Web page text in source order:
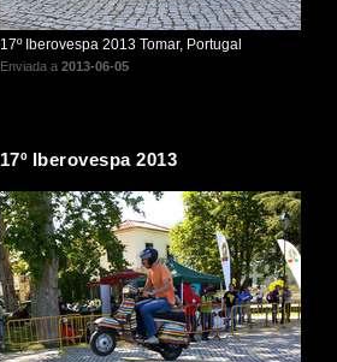
17º Iberovespa 2013 Tomar, Portugal
Enviada a 2013-06-05
17º Iberovespa 2013